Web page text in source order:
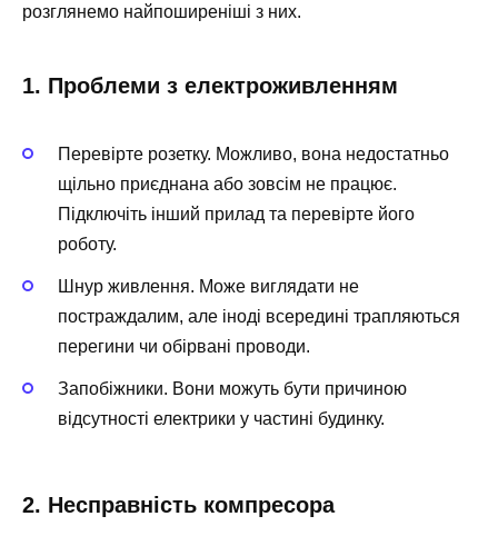
розглянемо найпоширеніші з них.
1. Проблеми з електроживленням
Перевірте розетку. Можливо, вона недостатньо
щільно приєднана або зовсім не працює.
Підключіть інший прилад та перевірте його
роботу.
Шнур живлення. Може виглядати не
постраждалим, але іноді всередині трапляються
перегини чи обірвані проводи.
Запобіжники. Вони можуть бути причиною
відсутності електрики у частині будинку.
2. Несправність компресора